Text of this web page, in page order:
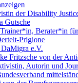
der Disability
Gutsche
Berater*in
Prigione
e.V.
Fritzsche von der
Autorin und